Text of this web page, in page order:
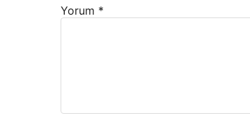
Yorum *